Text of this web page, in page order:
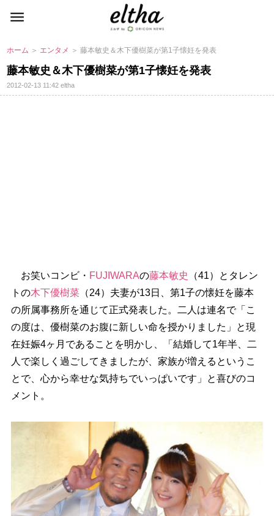
ホーム ＞ エンタメ ＞ 藤本敏史＆木下優樹菜が第1子懐妊を発表
藤本敏史＆木下優樹菜が第1子懐妊を発表
2012-02-13 11:42eltha
お笑いコンビ・ FUJIWARAの藤本敏史
（41）とタレン
トの木下優樹菜（24）夫妻が13日、第1子の懐妊を藤本
の所属事務所を通じて正式発表した。二人は連名で「こ
の度は、優樹菜のお腹に新しい命を授かりました」と現
在妊娠4ヶ月であることを明かし、「結婚して1年半、二
人で楽しく過ごしてきましたが、家族が増えるというこ
とで、心から幸せな気持ちでいっぱいです」と喜びのコ
メント。